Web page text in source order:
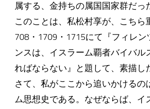
属する、金持ちの属国国家群だっ
このことは、私松村享が、こちら
708・1709・1715にて『フィレン
ンスは、イスラーム覇者バイバル
ればならない』と題して、素描し
さて、私がここから追いかけるの
ム思想史である。なぜならば、イ